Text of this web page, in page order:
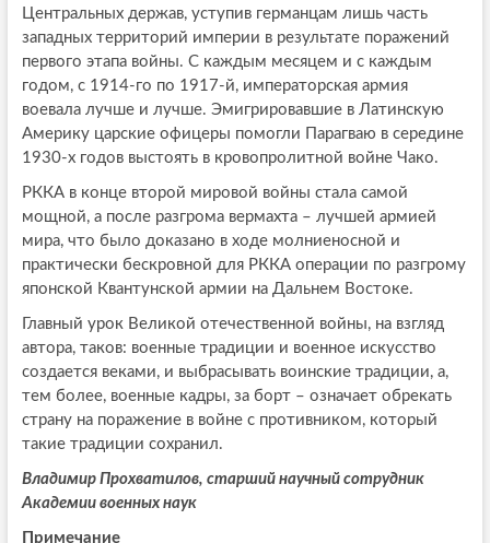
Центральных держав, уступив германцам лишь часть
западных территорий империи в результате поражений
первого этапа войны. С каждым месяцем и с каждым
годом, с 1914-го по 1917-й, императорская армия
воевала лучше и лучше. Эмигрировавшие в Латинскую
Америку царские офицеры помогли Парагваю в середине
1930-х годов выстоять в кровопролитной войне Чако.
РККА в конце второй мировой войны стала самой
мощной, а после разгрома вермахта – лучшей армией
мира, что было доказано в ходе молниеносной и
практически бескровной для РККА операции по разгрому
японской Квантунской армии на Дальнем Востоке.
Главный урок Великой отечественной войны, на взгляд
автора, таков: военные традиции и военное искусство
создается веками, и выбрасывать воинские традиции, а,
тем более, военные кадры, за борт – означает обрекать
страну на поражение в войне с противником, который
такие традиции сохранил.
Владимир Прохватилов, старший научный сотрудник
Академии военных наук
Примечание